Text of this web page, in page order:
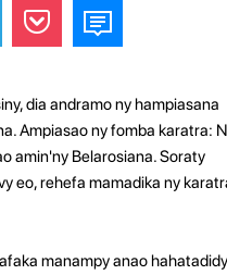
dia andramo ny hampiasana
Ampiasao ny fomba karatra:
amin'ny Belarosiana. Soraty
eo, rehefa mamadika ny
manampy anao hahatadidy